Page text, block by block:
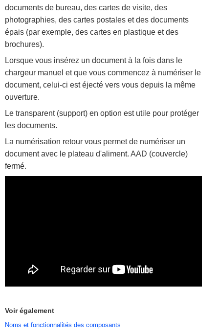
documents de bureau, des cartes de visite, des
photographies, des cartes postales et des documents
épais (par exemple, des cartes en plastique et des
brochures).
Lorsque vous insérez un document à la fois dans le
chargeur manuel et que vous commencez à numériser le
document, celui-ci est éjecté vers vous depuis la même
ouverture.
Le transparent (support) en option est utile pour protéger
les documents.
La numérisation retour vous permet de numériser un
document avec le plateau d'aliment. AAD (couvercle)
fermé.
Voir également
Noms et fonctionnalités des composants